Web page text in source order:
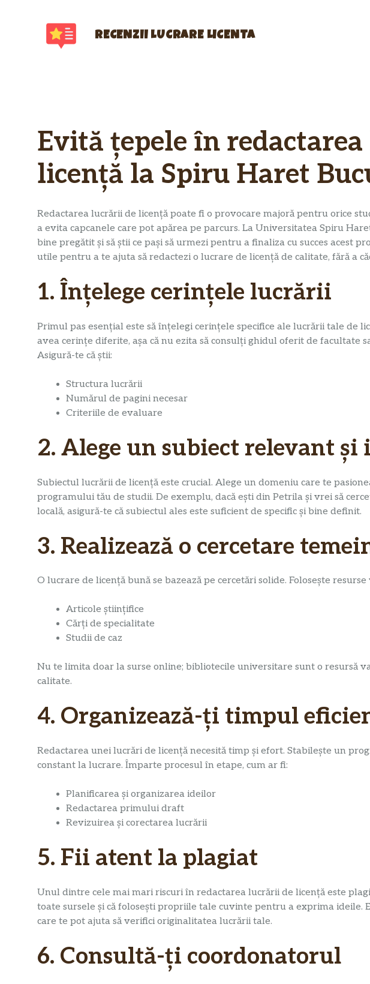
RECENZII LUCRARE LICENTA
Evită țepele în
licență la Spiru Haret
Redactarea lucrării de licență poate fi o provocare majoră pentru orice
a evita capcanele care pot apărea pe parcurs. La Universitatea Spiru
bine pregătit și să știi ce pași să urmezi pentru a finaliza cu succes acest
utile pentru a te ajuta să redactezi o lucrare de licență de calitate, fără a
1. Înțelege cerințele lucrării
Primul pas esențial este să înțelegi cerințele specifice ale lucrării tale de
avea cerințe diferite, așa că nu ezita să consulți ghidul oferit de facultate
Asigură-te că știi:
Structura lucrării
Numărul de pagini necesar
Criteriile de evaluare
2. Alege un subiect relevant și
Subiectul lucrării de licență este crucial. Alege un domeniu care te
programului tău de studii. De exemplu, dacă ești din Petrila și vrei să
locală, asigură-te că subiectul ales este suficient de specific și bine definit.
3. Realizează o cercetare
O lucrare de licență bună se bazează pe cercetări solide. Folosește
Articole științifice
Cărți de specialitate
Studii de caz
Nu te limita doar la surse online; bibliotecile universitare sunt o resursă
calitate.
4. Organizează-ți timpul
Redactarea unei lucrări de licență necesită timp și efort. Stabilește un
constant la lucrare. Împarte procesul în etape, cum ar fi:
Planificarea și organizarea ideilor
Redactarea primului draft
Revizuirea și corectarea lucrării
5. Fii atent la plagiat
Unul dintre cele mai mari riscuri în redactarea lucrării de licență este
toate sursele și că folosești propriile tale cuvinte pentru a exprima ideile.
care te pot ajuta să verifici originalitatea lucrării tale.
6. Consultă-ți coordonatorul